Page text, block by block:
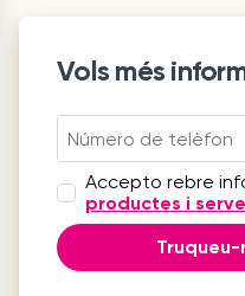
Vols més
Accepto rebre
productes i